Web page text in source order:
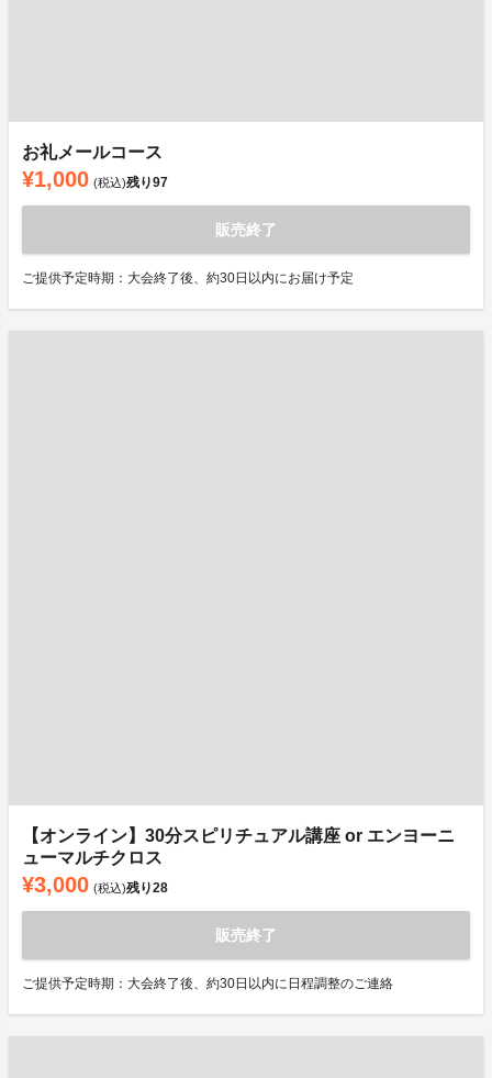
お礼メールコース
¥1,000 (税込)残り97
販売終了
ご提供予定時期：大会終了後、約30日以内にお届け予定
【オンライン】30分スピリチュアル講座 or エンヨーニ
ューマルチクロス
¥3,000 (税込)残り28
販売終了
ご提供予定時期：大会終了後、約30日以内に日程調整のご連絡